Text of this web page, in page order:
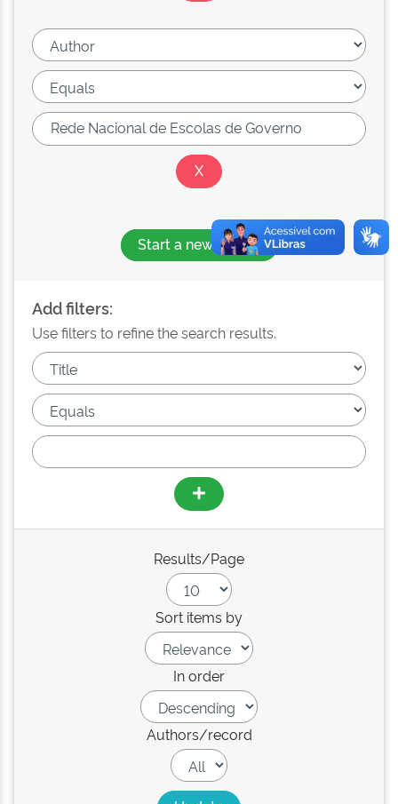
Start a new search
Add filters:
Use filters to refine the search results.
Results/Page
Sort items by
In order
Authors/record